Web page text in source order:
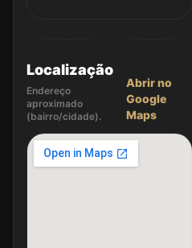
Localização
Endereço
aproximado
(bairro/cidade).
Abrir no
Google
Maps